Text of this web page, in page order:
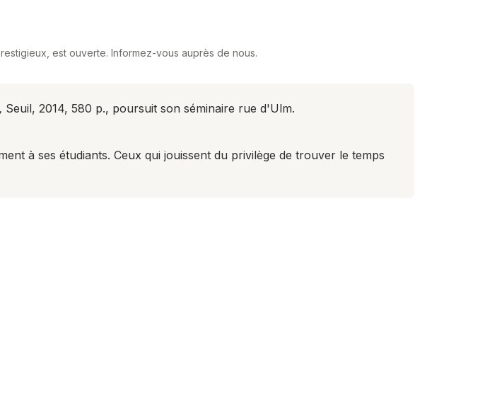
est ouverte. Informez-vous auprès de nous.
Seuil, 2014, 580 p., poursuit son séminaire rue d'Ulm.
à ses étudiants. Ceux qui jouissent du privilège de trouver le temps